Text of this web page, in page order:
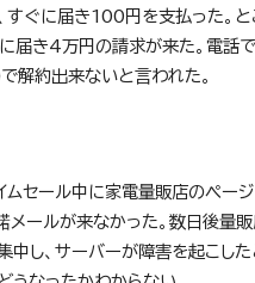
すぐに届き100円を支払った。
届き4万円の請求が来た。電話
解約出来ないと言われた。
ムセール中に家電量販店のペー
メールが来なかった。数日後量
中し、サーバーが障害を起こし